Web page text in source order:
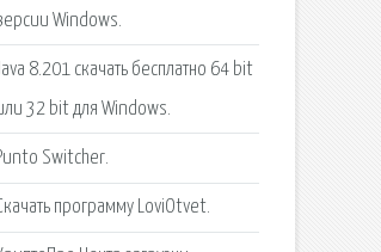
Windows.
8.201 скачать бесплатно 64 bit
32 bit для Windows.
Switcher.
программу LoviOtvet.